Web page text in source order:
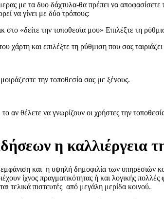
με τα δυο δάχτυλα-θα πρέπει να
να γίνει με δύο τρόπους:
«δείτε την τοποθεσία μου» Επιλέξτε τη
και επιλέξτε τη ρύθμιση που σας ταιριάζει
την τοποθεσία σας με ξένους.
αν θέλετε να γνωρίζουν οι χρήστες την
η καλλιέργεια
και η υψηλή δημοφιλία των υπηρεσιών
ίχνος πραγματικότητας ή και λογικής
τελικά πιστευτές από μεγάλη μερίδα κοινού.